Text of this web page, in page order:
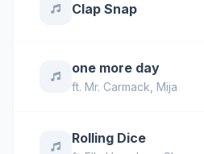
Clap Snap
one more day
ft. Mr. Carmack Mija
Rolling Dice